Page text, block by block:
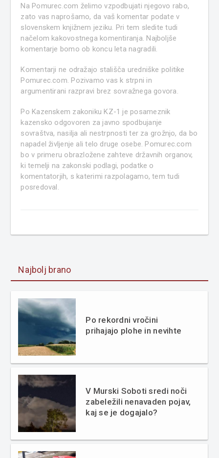
Na Pomurec.com želimo vzpodbujati njegovo rabo,
zato vas naprošamo, da vaš komentar podate v
slovenskem knjižnem jeziku. Pri tem sledite tudi
načelom kakovostnega komentiranja. Najboljše
komentarje bomo ob koncu leta nagradili.
Komentarji ne odražajo stališča uredniške politike
Pomurec.com. Pozivamo vas k strpni in
argumentirani razpravi brez sovražnega govora.
Po Kazenskem zakoniku KZ-1 je posameznik
kazensko odgovoren za javno spodbujanje
sovraštva, nasilja ali nestrpnosti ter za grožnjo, da bo
napadel življenje ali telo druge osebe. Pomurec.com
bo v primeru obrazložene zahteve državnih organov,
ki temelji na zakonski podlagi, podatke o
komentatorjih, s katerimi razpolagamo, tem tudi
posredoval.
Najbolj brano
Po rekordni vročini
prihajajo plohe in nevihte
V Murski Soboti sredi noči
zabeležili nenavaden pojav,
kaj se je dogajalo?